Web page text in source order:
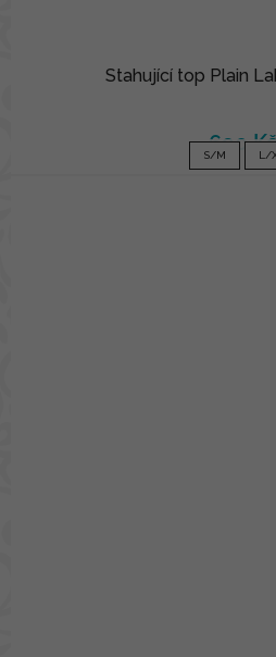
Stahující top Plain
690
S/M L/